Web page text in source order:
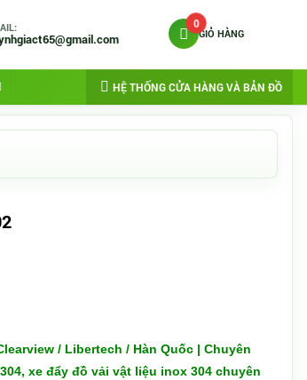
0
GIỎ HÀNG
HỆ THỐNG CỬA HÀNG VÀ BẢN ĐỒ
/ Libertech / Hàn Quốc | Chuyên
xe đẩy đồ vải vật liệu inox 304 chuyên